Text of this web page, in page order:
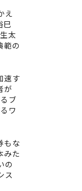
え
巳
太
範の
速す
が
ブ
ワ
もな
みた
の
ス